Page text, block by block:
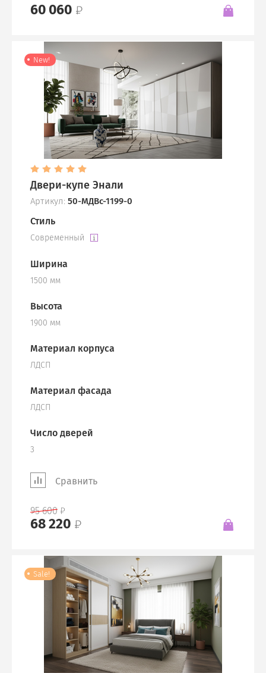
60 060
New!
Двери-купе Энали
Артикул: 50-МДВс-1199-0
Стиль
Современный
Ширина
1500 мм
Высота
1900 мм
Материал корпуса
ЛДСП
Материал фасада
ЛДСП
Число дверей
3
Сравнить
95 600
68 220
Sale!